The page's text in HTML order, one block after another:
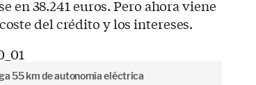
en 38.241 euros. Pero ahora viene
del crédito y los intereses.
55 km de autonomía eléctrica